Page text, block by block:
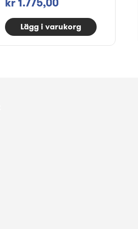
kr 1.775,00
Lägg i varukorg